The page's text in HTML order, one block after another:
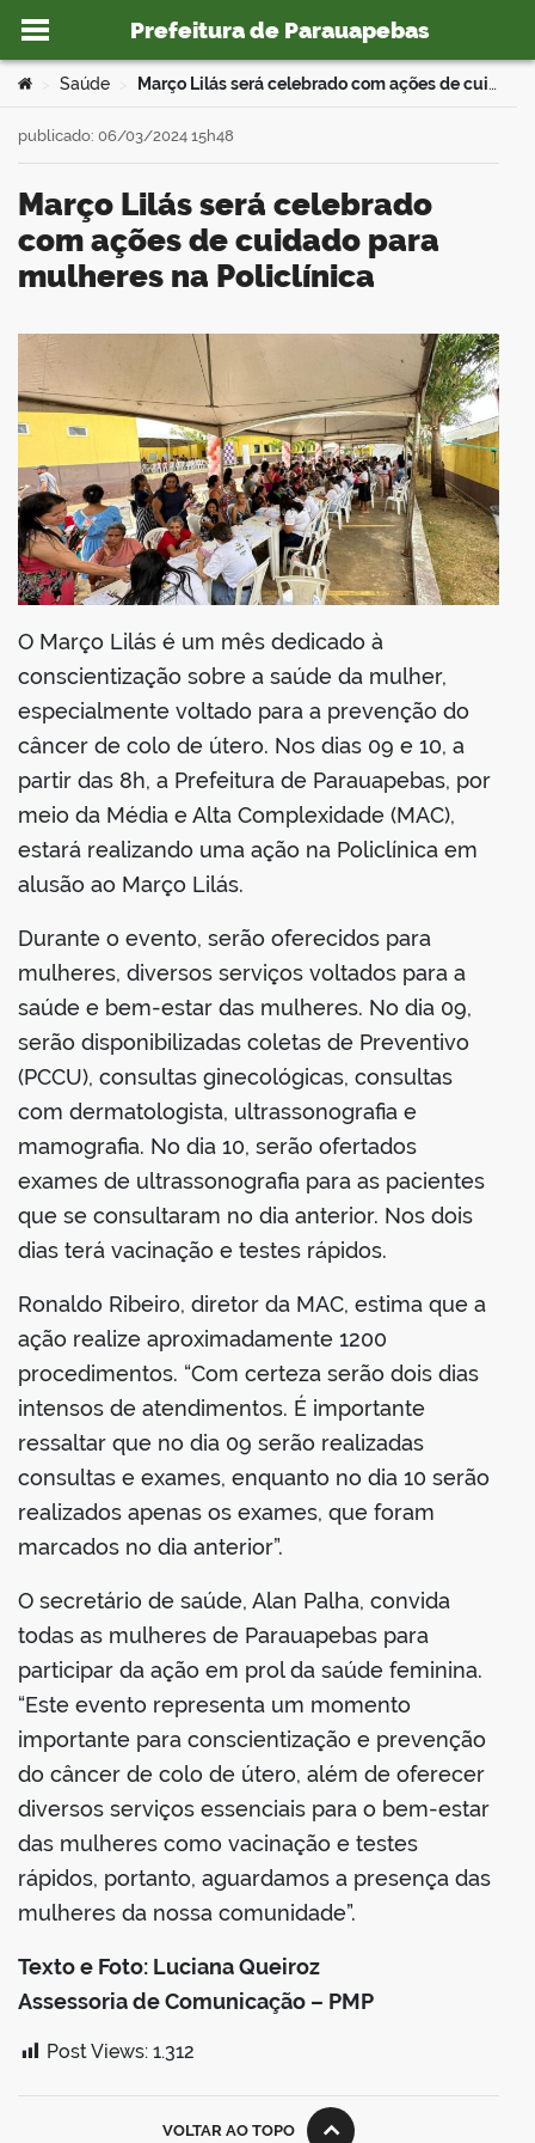
Ir para o conteúdo
Prefeitura de Parauapebas
portal
Você está aqui:
Saúde Março Lilás será celebrado com ações de cuidado para mulheres na Policlínica
Março Lilás será celebrado
com ações de cuidado para
mulheres na Policlínica
publicado: 06/03/2024 15h48
O Março Lilás é um mês dedicado à
conscientização sobre a saúde da mulher,
especialmente voltado para a prevenção do
câncer de colo de útero. Nos dias 09 e 10, a
partir das 8h, a Prefeitura de Parauapebas, por
meio da Média e Alta Complexidade (MAC),
estará realizando uma ação na Policlínica em
alusão ao Março Lilás.
Durante o evento, serão oferecidos para
mulheres, diversos serviços voltados para a
saúde e bem-estar das mulheres. No dia 09,
serão disponibilizadas coletas de Preventivo
(PCCU), consultas ginecológicas, consultas
com dermatologista, ultrassonografia e
mamografia. No dia 10, serão ofertados
exames de ultrassonografia para as pacientes
que se consultaram no dia anterior. Nos dois
dias terá vacinação e testes rápidos.
Ronaldo Ribeiro, diretor da MAC, estima que a
ação realize aproximadamente 1200
procedimentos. “Com certeza serão dois dias
intensos de atendimentos. É importante
ressaltar que no dia 09 serão realizadas
consultas e exames, enquanto no dia 10 serão
realizados apenas os exames, que foram
marcados no dia anterior”.
O secretário de saúde, Alan Palha, convida
todas as mulheres de Parauapebas para
participar da ação em prol da saúde feminina.
“Este evento representa um momento
importante para conscientização e prevenção
do câncer de colo de útero, além de oferecer
diversos serviços essenciais para o bem-estar
das mulheres como vacinação e testes
rápidos, portanto, aguardamos a presença das
mulheres da nossa comunidade”.
Texto e Foto: Luciana Queiroz
Assessoria de Comunicação – PMP
Post Views: 1.312
VOLTAR AO TOPO